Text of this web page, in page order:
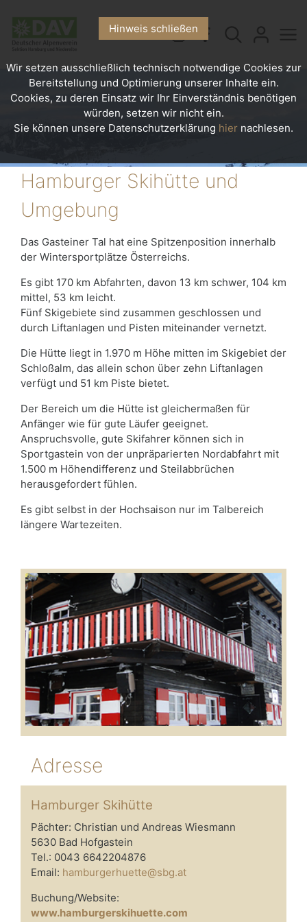
Hamburger Skihütte und
Umgebung
Das Gasteiner Tal hat eine Spitzenposition innerhalb
der Wintersportplätze Österreichs.
Es gibt 170 km Abfahrten, davon 13 km schwer, 104 km
mittel, 53 km leicht.
Fünf Skigebiete sind zusammen geschlossen und
durch Liftanlagen und Pisten miteinander vernetzt.
Die Hütte liegt in 1.970 m Höhe mitten im Skigebiet der
Schloßalm, das allein schon über zehn Liftanlagen
verfügt und 51 km Piste bietet.
Der Bereich um die Hütte ist gleichermaßen für
Anfänger wie für gute Läufer geeignet.
Anspruchsvolle, gute Skifahrer können sich in
Sportgastein von der unpräparierten Nordabfahrt mit
1.500 m Höhendifferenz und Steilabbrüchen
herausgefordert fühlen.
Es gibt selbst in der Hochsaison nur im Talbereich
längere Wartezeiten.
Adresse
Hamburger Skihütte
Pächter: Christian und Andreas Wiesmann
5630 Bad Hofgastein
Tel.: 0043 6642204876
Email: hamburgerhuette@sbg.at
Buchung/Website:
www.hamburgerskihuette.com
Hinweis schließen
Wir setzen ausschließlich technisch notwendige Cookies zur
Bereitstellung und Optimierung unserer Inhalte ein.
Cookies, zu deren Einsatz wir Ihr Einverständnis benötigen
würden, setzen wir nicht ein.
Sie können unsere Datenschutzerklärung hier nachlesen.